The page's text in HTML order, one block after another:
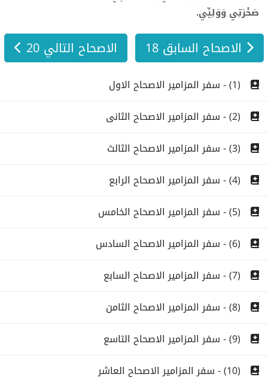
صَخْرَتِي وَوَلِيِّي.
الاصحاح السابق 18 الاصحاح التالي 20
(1) - سفر المزامير الاصحاح الاول
(2) - سفر المزامير الاصحاح الثانى
(3) - سفر المزامير الاصحاح الثالث
(4) - سفر المزامير الاصحاح الرابع
(5) - سفر المزامير الاصحاح الخامس
(6) - سفر المزامير الاصحاح السادس
(7) - سفر المزامير الاصحاح السابع
(8) - سفر المزامير الاصحاح الثامن
(9) - سفر المزامير الاصحاح التاسع
(10) - سفر المزامير الاصحاح العاشر